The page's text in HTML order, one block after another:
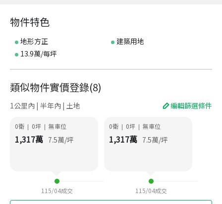
物件特色
地形方正
建築用地
13.9萬/每坪
類似物件實價登錄(8)
1公里內 | 半年內 | 土地 編輯篩選條件
0衛 | 0坪 | 無車位
1,317萬 7.5萬/坪
115/04成交
0衛 | 0坪 | 無車位
1,317萬 7.5萬/坪
115/04成交